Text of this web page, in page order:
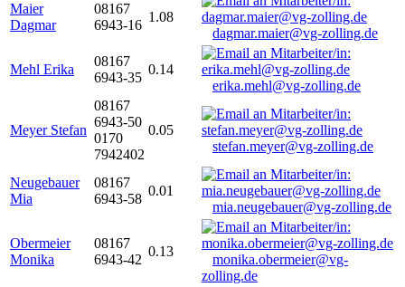
Maier
Dagmar
08167
6943-16
1.08
dagmar.maier@vg-zolling.de
Mehl Erika
08167
6943-35
0.14
erika.mehl@vg-zolling.de
Meyer Stefan
08167
6943-50
0170
7942402
0.05
stefan.meyer@vg-zolling.de
Neugebauer
Mia
08167
6943-58
0.01
mia.neugebauer@vg-zolling.de
Obermeier
Monika
08167
6943-42
0.13
monika.obermeier@vg-
zolling.de